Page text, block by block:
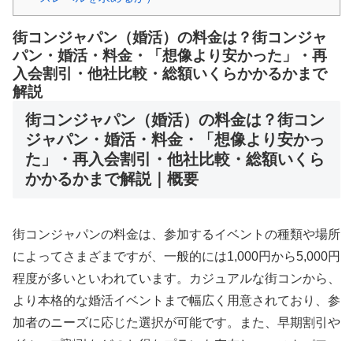
街コンジャパン（婚活）の料金は？街コンジャ
パン・婚活・料金・「想像より安かった」・再
入会割引・他社比較・総額いくらかかるかまで
解説
街コンジャパン（婚活）の料金は？街コン
ジャパン・婚活・料金・「想像より安かっ
た」・再入会割引・他社比較・総額いくら
かかるかまで解説｜概要
街コンジャパンの料金は、参加するイベントの種類や場所
によってさまざまですが、一般的には1,000円から5,000円
程度が多いといわれています。カジュアルな街コンから、
より本格的な婚活イベントまで幅広く用意されており、参
加者のニーズに応じた選択が可能です。また、早期割引や